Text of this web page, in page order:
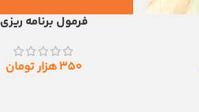
افزودن به سبد خریدفرمول برنامه ریزی
۳۵۰هزار تومان